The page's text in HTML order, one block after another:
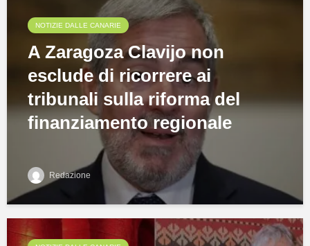
NOTIZIE DALLE CANARIE
A Zaragoza Clavijo non
esclude di ricorrere ai
tribunali sulla riforma del
finanziamento regionale
Redazione